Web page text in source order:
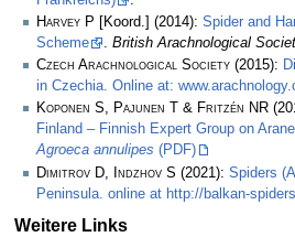
Harvey P [Koord.] (2014): Spider and
Scheme
. British Arachnological
Czech Arachnological Society (2015):
in Czechia. Online at:
Koponen S, Pajunen T & Fritzén NR
Finland – Finnish Expert Group on
Agroeca annulipes (PDF)
Dimitrov D, Indzhov S (2021): Spiders
Peninsula. online at http://balkan-
Weitere Links